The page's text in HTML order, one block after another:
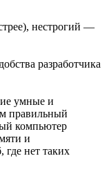
нестрогий —
разработчика
умные и
правильный
компьютер
и
где нет таких